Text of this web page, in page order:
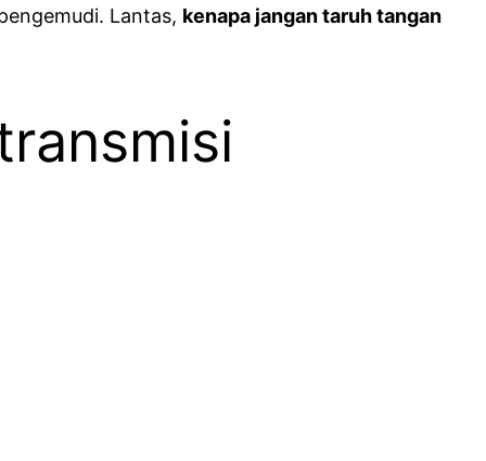
Lantas, kenapa jangan taruh tangan